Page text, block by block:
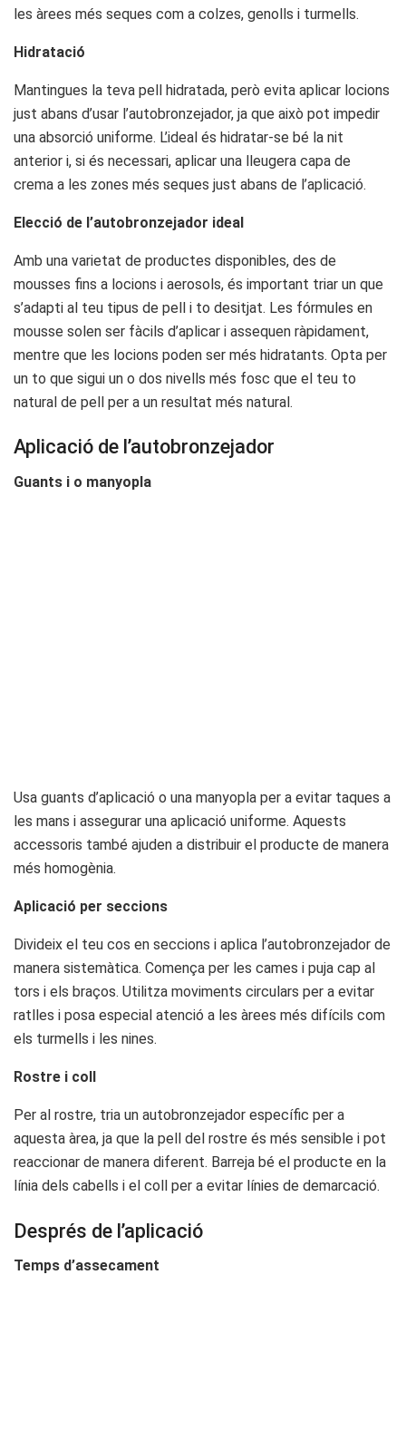
les àrees més seques com a colzes, genolls i turmells.
Hidratació
Mantingues la teva pell hidratada, però evita aplicar locions
just abans d’usar l’autobronzejador, ja que això pot impedir
una absorció uniforme. L’ideal és hidratar-se bé la nit
anterior i, si és necessari, aplicar una lleugera capa de
crema a les zones més seques just abans de l’aplicació.
Elecció de l’autobronzejador ideal
Amb una varietat de productes disponibles, des de
mousses fins a locions i aerosols, és important triar un que
s’adapti al teu tipus de pell i to desitjat. Les fórmules en
mousse solen ser fàcils d’aplicar i assequen ràpidament,
mentre que les locions poden ser més hidratants. Opta per
un to que sigui un o dos nivells més fosc que el teu to
natural de pell per a un resultat més natural.
Aplicació de l’autobronzejador
Guants i o manyopla
Usa guants d’aplicació o una manyopla per a evitar taques a
les mans i assegurar una aplicació uniforme. Aquests
accessoris també ajuden a distribuir el producte de manera
més homogènia.
Aplicació per seccions
Divideix el teu cos en seccions i aplica l’autobronzejador de
manera sistemàtica. Comença per les cames i puja cap al
tors i els braços. Utilitza moviments circulars per a evitar
ratlles i posa especial atenció a les àrees més difícils com
els turmells i les nines.
Rostre i coll
Per al rostre, tria un autobronzejador específic per a
aquesta àrea, ja que la pell del rostre és més sensible i pot
reaccionar de manera diferent. Barreja bé el producte en la
línia dels cabells i el coll per a evitar línies de demarcació.
Després de l’aplicació
Temps d’assecament